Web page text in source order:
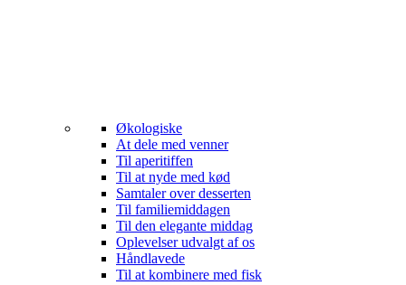
Økologiske
At dele med venner
Til aperitiffen
Til at nyde med kød
Samtaler over desserten
Til familiemiddagen
Til den elegante middag
Oplevelser udvalgt af os
Håndlavede
Til at kombinere med fisk